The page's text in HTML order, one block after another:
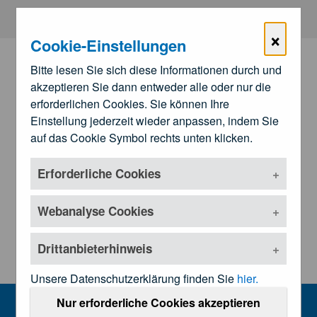
×
Cookie-Einstellungen
Bitte lesen Sie sich diese Informationen durch und
akzeptieren Sie dann entweder alle oder nur die
erforderlichen Cookies. Sie können Ihre
Einstellung jederzeit wieder anpassen, indem Sie
auf das Cookie Symbol rechts unten klicken.
Erforderliche Cookies
Webanalyse Cookies
Drittanbieterhinweis
Unsere Datenschutzerklärung finden Sie hier.
Nur erforderliche Cookies akzeptieren
Zum Hauptinhalt springen
Zu den
Landesärztekammern
Funktionäre und Gremien
MENU